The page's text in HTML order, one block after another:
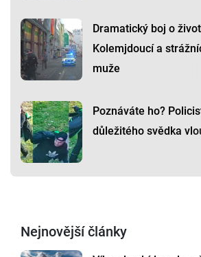
Dramatický boj o
Kolemjdoucí a
muže
Poznáváte ho?
důležitého svědka
Nejnovější články